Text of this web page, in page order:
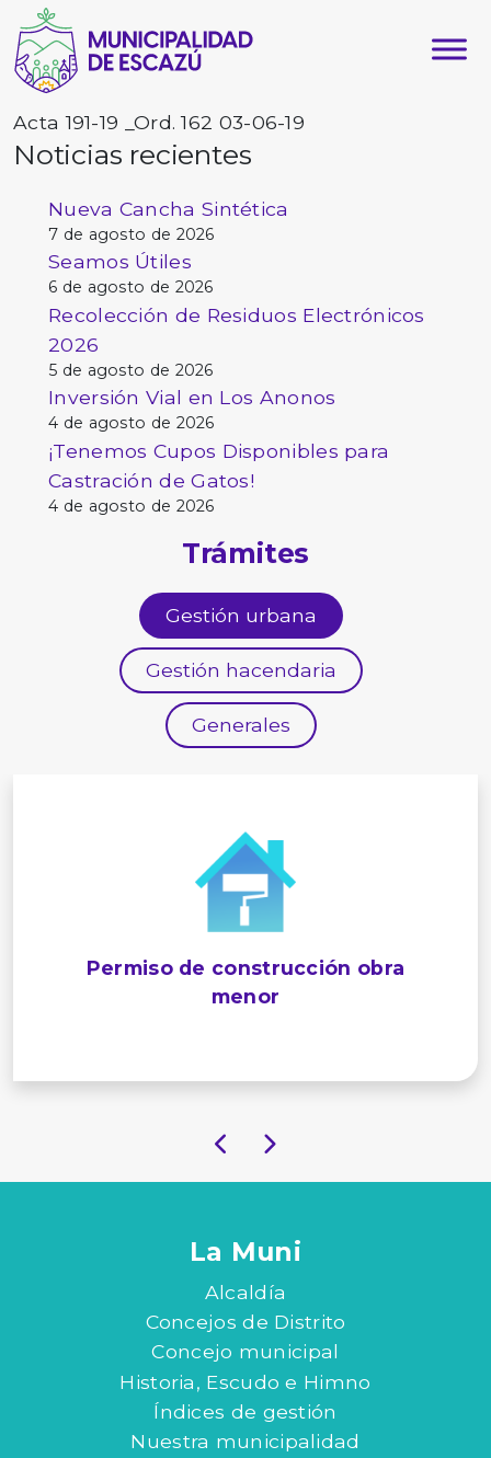
Acta 191-19 _Ord. 162 03-06-19
Noticias recientes
Nueva Cancha Sintética
7 de agosto de 2026
Seamos Útiles
6 de agosto de 2026
Recolección de Residuos Electrónicos
2026
5 de agosto de 2026
Inversión Vial en Los Anonos
4 de agosto de 2026
¡Tenemos Cupos Disponibles para
Castración de Gatos!
4 de agosto de 2026
Trámites
Gestión urbana
Gestión hacendaria
Generales
Permiso de construcción obra
menor
La Muni
Alcaldía
Concejos de Distrito
Concejo municipal
Historia, Escudo e Himno
Índices de gestión
Nuestra municipalidad